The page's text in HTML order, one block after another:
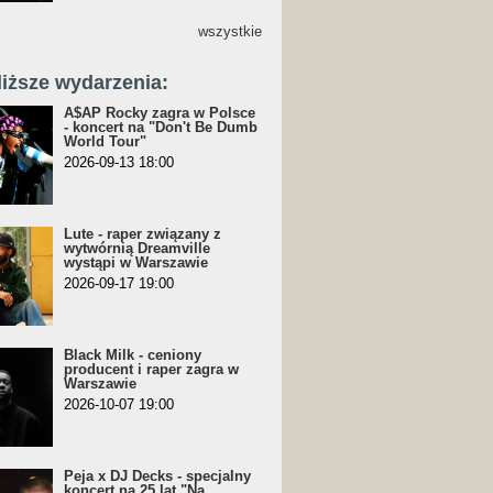
wszystkie
wydarzenia:
A$AP Rocky zagra w Polsce
- koncert na "Don't Be Dumb
World Tour"
2026-09-13 18:00
Lute - raper związany z
wytwórnią Dreamville
wystąpi w Warszawie
2026-09-17 19:00
Black Milk - ceniony
producent i raper zagra w
Warszawie
2026-10-07 19:00
Peja x DJ Decks - specjalny